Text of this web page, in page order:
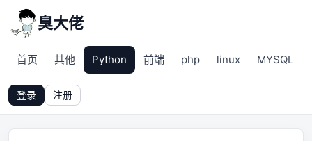
臭大佬
首页 其他 Python 前端 php linux MYSQL
登录 注册